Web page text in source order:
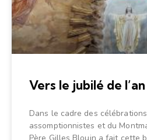
Vers le jubilé de
Dans le cadre des
assomptionnistes et du